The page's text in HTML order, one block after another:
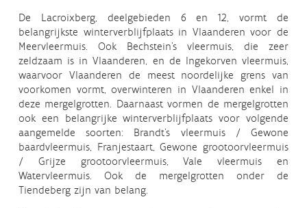
De Lacroixberg, deelgebieden 6 en 12, vormt de
belangrijkste winterverblijfplaats in Vlaanderen voor de
Meervleermuis. Ook Bechstein’s vleermuis, die zeer
zeldzaam is in Vlaanderen, en de Ingekorven vleermuis,
waarvoor Vlaanderen de meest noordelijke grens van
voorkomen vormt, overwinteren in Vlaanderen enkel in
deze mergelgrotten. Daarnaast vormen de mergelgrotten
ook een belangrijke winterverblijfplaats voor volgende
aangemelde soorten: Brandt’s vleermuis / Gewone
baardvleermuis, Franjestaart, Gewone grootoorvleermuis
/ Grijze grootoorvleermuis, Vale vleermuis en
Watervleermuis. Ook de mergelgrotten onder de
Tiendeberg zijn van belang.